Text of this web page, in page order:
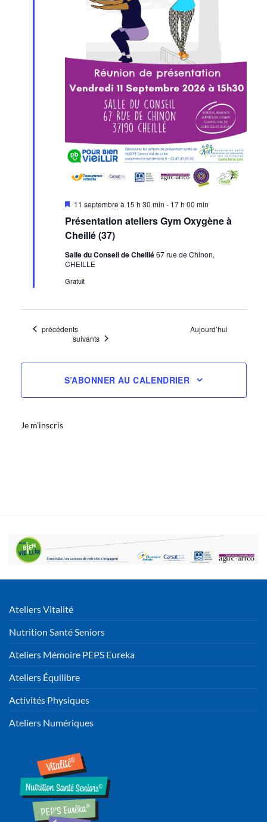
Présentation ateliers Gym Oxygène à
Cheillé (37)
Mis
avant
11 septembre à 15 h 30 min - 17 h 00 min
Salle du Conseil de Cheillé67 rue de Chinon,
CHEILLE
Gratuit
Évènements
précédents
Aujourd’hui
Évènements
suivants
S’ABONNER AU CALENDRIER
Je m’inscris
Ateliers Vitalité
Nutrition Santé Seniors
Ateliers Mémoire PEPS Eureka
Ateliers Équilibre
Activités Physiques
Ateliers Numériques